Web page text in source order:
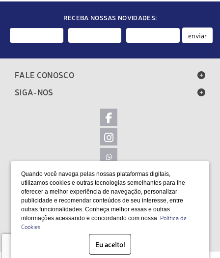
Quando você navega pelas nossas plataformas digitais,
utilizamos cookies e outras tecnologias semelhantes para lhe
oferecer a melhor experiência de navegação, personalizar
publicidade e recomendar conteúdos de seu interesse, entre
outras funcionalidades. Conheça melhor essas e outras
informações acessando e concordando com nossa Política de
Cookies
Eu aceito!
RECEBA NOSSAS NOVIDADES:
enviar
FALE CONOSCO
SIGA-NOS
LOCALIZAÇÃO
FORMAS DE PAGAMENTO